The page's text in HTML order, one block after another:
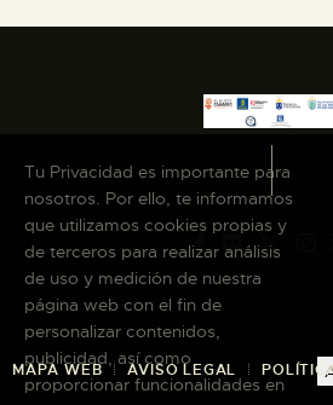
MAPA WEB AVISO LEGAL
Tu Privacidad es importante para
nosotros. Por ello, te informamos
que utilizamos cookies propias y
de terceros para realizar análisis
de uso y medición de nuestra
página web con el fin de
personalizar contenidos,
publicidad, así como
proporcionar funcionalidades en